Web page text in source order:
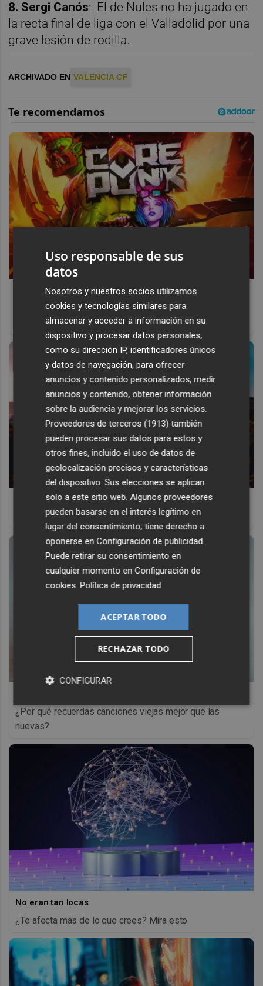
8. Sergi Canós: El de Nules no ha jugado en
la recta final de liga con el Valladolid por una
grave lesión de rodilla.
ARCHIVADO EN VALENCIA CF
Corepunk MMORPG
Un verdadero MMORPG de la vieja escuela ¡Cómo los de
antes, pero mejor!
Top 2026: destinos clave
Inspírate y elige tu próximo destino para 2026
¿Por qué recuerdas canciones viejas mejor que las
nuevas?
No eran tan locas
¿Te afecta más de lo que crees? Mira esto
Uso responsable de sus
datos
Nosotros y nuestros socios utilizamos
cookies y tecnologías similares para
almacenar y acceder a información en su
dispositivo y procesar datos personales,
como su dirección IP, identificadores únicos
y datos de navegación, para ofrecer
anuncios y contenido personalizados, medir
anuncios y contenido, obtener información
sobre la audiencia y mejorar los servicios.
Proveedores de terceros (1913) también
pueden procesar sus datos para estos y
otros fines, incluido el uso de datos de
geolocalización precisos y características
del dispositivo. Sus elecciones se aplican
solo a este sitio web. Algunos proveedores
pueden basarse en el interés legítimo en
lugar del consentimiento; tiene derecho a
oponerse enConfiguración de publicidad.
Puede retirar su consentimiento en
cualquier momento enConfiguración de
cookies.Política de privacidad
ACEPTAR TODO
RECHAZAR TODO
CONFIGURAR